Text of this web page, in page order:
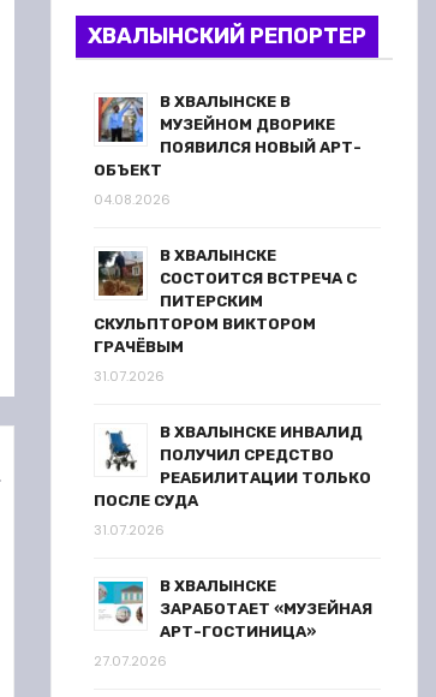
ХВАЛЫНСКИЙ РЕПОРТЕР
В ХВАЛЫНСКЕ В
МУЗЕЙНОМ ДВОРИКЕ
ПОЯВИЛСЯ НОВЫЙ АРТ-
ОБЪЕКТ
04.08.2026
В ХВАЛЫНСКЕ
СОСТОИТСЯ ВСТРЕЧА С
ПИТЕРСКИМ
СКУЛЬПТОРОМ ВИКТОРОМ
ГРАЧЁВЫМ
31.07.2026
В ХВАЛЫНСКЕ ИНВАЛИД
ПОЛУЧИЛ СРЕДСТВО
РЕАБИЛИТАЦИИ ТОЛЬКО
ПОСЛЕ СУДА
31.07.2026
В ХВАЛЫНСКЕ
ЗАРАБОТАЕТ «МУЗЕЙНАЯ
АРТ-ГОСТИНИЦА»
27.07.2026